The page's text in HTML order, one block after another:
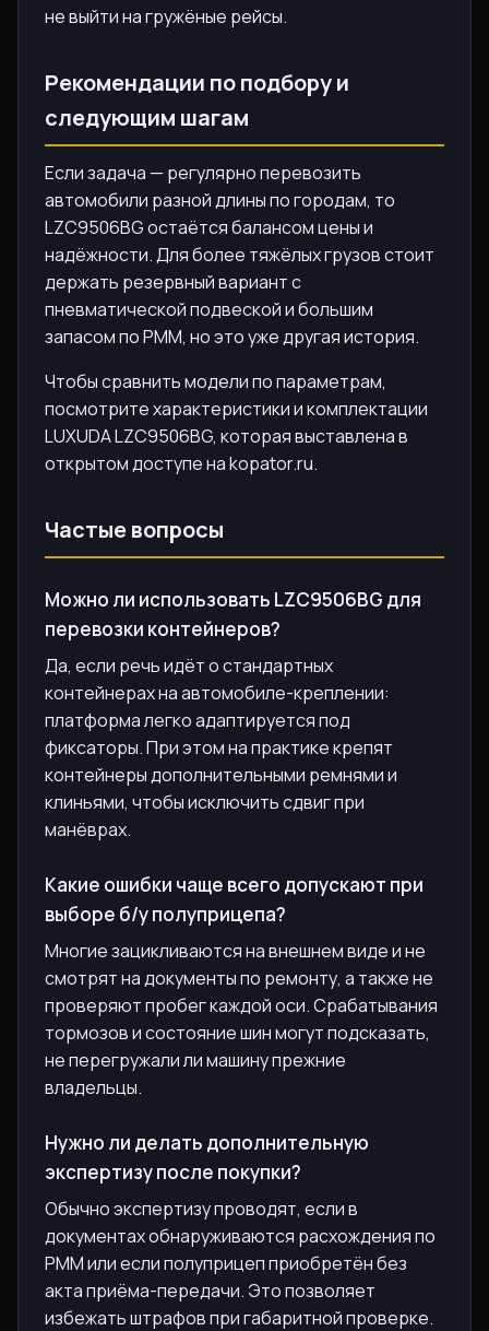
не выйти на гружёные рейсы.
Рекомендации по подбору и
следующим шагам
Если задача — регулярно перевозить
автомобили разной длины по городам, то
LZC9506BG остаётся балансом цены и
надёжности. Для более тяжёлых грузов стоит
держать резервный вариант с
пневматической подвеской и большим
запасом по РММ, но это уже другая история.
Чтобы сравнить модели по параметрам,
посмотрите характеристики и комплектации
LUXUDA LZC9506BG, которая выставлена в
открытом доступе на kopator.ru.
Частые вопросы
Можно ли использовать LZC9506BG для
перевозки контейнеров?
Да, если речь идёт о стандартных
контейнерах на автомобиле-креплении:
платформа легко адаптируется под
фиксаторы. При этом на практике крепят
контейнеры дополнительными ремнями и
клиньями, чтобы исключить сдвиг при
манёврах.
Какие ошибки чаще всего допускают при
выборе б/у полуприцепа?
Многие зацикливаются на внешнем виде и не
смотрят на документы по ремонту, а также не
проверяют пробег каждой оси. Срабатывания
тормозов и состояние шин могут подсказать,
не перегружали ли машину прежние
владельцы.
Нужно ли делать дополнительную
экспертизу после покупки?
Обычно экспертизу проводят, если в
документах обнаруживаются расхождения по
РММ или если полуприцеп приобретён без
акта приёма-передачи. Это позволяет
избежать штрафов при габаритной проверке.